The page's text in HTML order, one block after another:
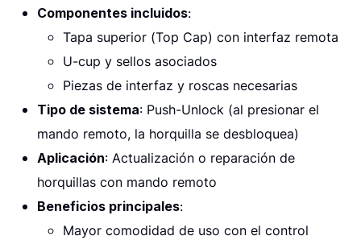
Componentes incluidos:
Tapa superior (Top Cap) con interfaz remota
U-cup y sellos asociados
Piezas de interfaz y roscas necesarias
Tipo de sistema: Push-Unlock (al presionar el
mando remoto, la horquilla se desbloquea)
Aplicación: Actualización o reparación de
horquillas con mando remoto
Beneficios principales:
Mayor comodidad de uso con el control